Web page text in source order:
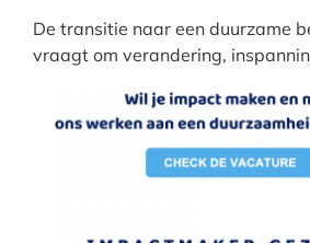
De transitie naar een duurzame
vraagt om verandering,